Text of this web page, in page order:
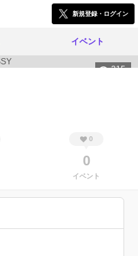
新規登録・ログイン
イベント
215
0
0
イベント